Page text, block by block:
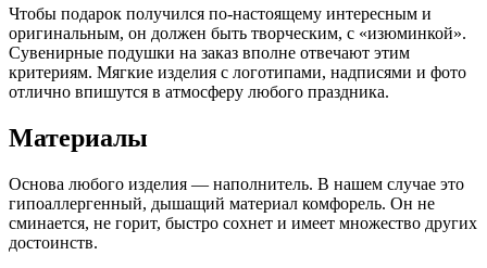
Чтобы подарок получился по-настоящему интересным и
оригинальным, он должен быть творческим, с «изюминкой».
Сувенирные подушки на заказ вполне отвечают этим
критериям. Мягкие изделия с логотипами, надписями и фото
отлично впишутся в атмосферу любого праздника.
Материалы
Основа любого изделия — наполнитель. В нашем случае это
гипоаллергенный, дышащий материал комфорель. Он не
сминается, не горит, быстро сохнет и имеет множество других
достоинств.